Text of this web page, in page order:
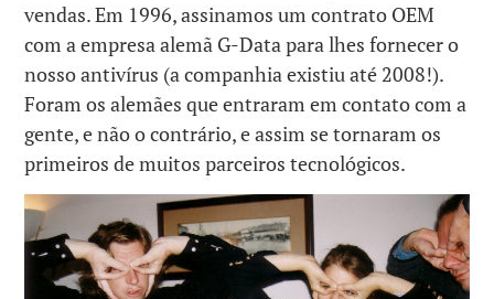
vendas. Em 1996, assinamos um contrato OEM
com a empresa alemã G-Data para lhes fornecer o
nosso antivírus (a companhia existiu até 2008!).
Foram os alemães que entraram em contato com a
gente, e não o contrário, e assim se tornaram os
primeiros de muitos parceiros tecnológicos.